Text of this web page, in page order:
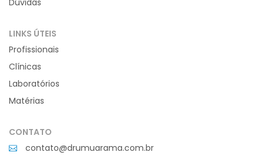
Dúvidas
LINKS ÚTEIS
Profissionais
Clínicas
Laboratórios
Matérias
CONTATO
contato@drumuarama.com.br